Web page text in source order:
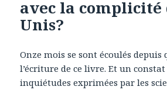
avec la complicité
Unis?
Onze mois se sont écoulés depuis
l’écriture de ce livre. Et un constat
inquiétudes exprimées par les